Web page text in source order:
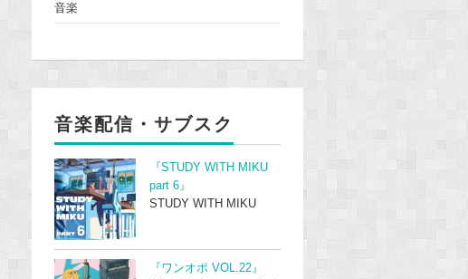
音楽
音楽配信・サブスク
『STUDY WITH MIKU
part 6』
STUDY WITH MIKU
『ワンオポ VOL.22』